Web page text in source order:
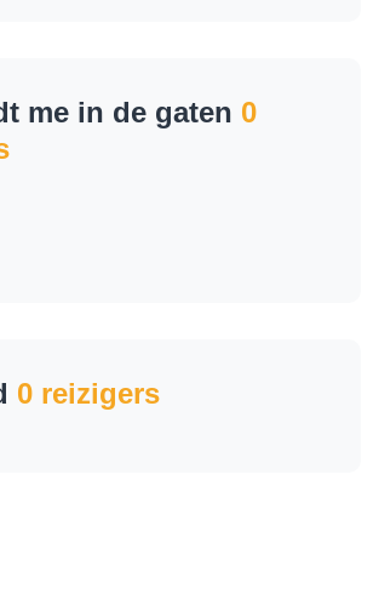
me in de gaten 0
0 reizigers